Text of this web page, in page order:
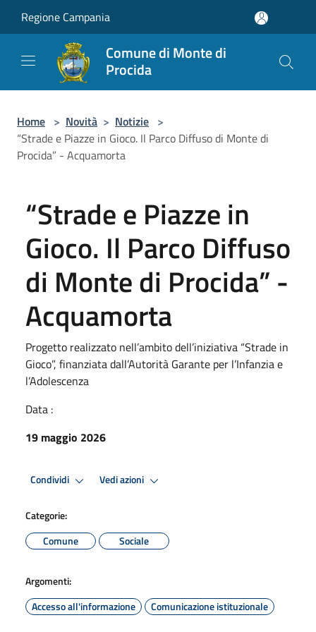
Regione Campania
Comune di Monte di
Procida
Home > Novità > Notizie >
“Strade e Piazze in Gioco. Il Parco Diffuso di Monte di
Procida” - Acquamorta
“Strade e Piazze in
Gioco. Il Parco Diffuso
di Monte di Procida” -
Acquamorta
Progetto realizzato nell’ambito dell’iniziativa “Strade in
Gioco”, finanziata dall’Autorità Garante per l’Infanzia e
l’Adolescenza
Data :
19 maggio 2026
Condividi Vedi azioni
Categorie:
Comune
Sociale
Argomenti:
Accesso all'informazione
Comunicazione istituzionale